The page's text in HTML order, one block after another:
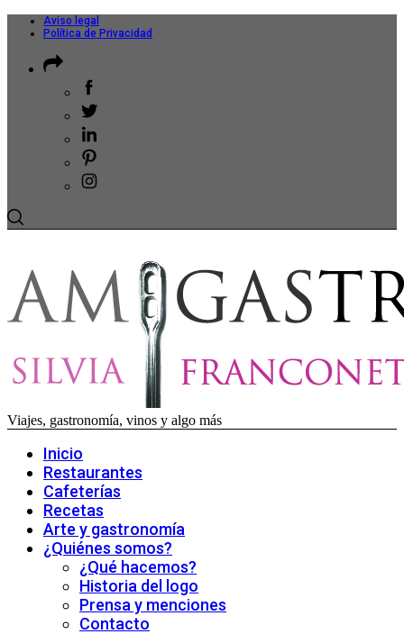
Aviso legal
Política de Privacidad
Viajes, gastronomía, vinos y algo más
Inicio
Restaurantes
Cafeterías
Recetas
Arte y gastronomía
¿Quiénes somos?
¿Qué hacemos?
Historia del logo
Prensa y menciones
Contacto